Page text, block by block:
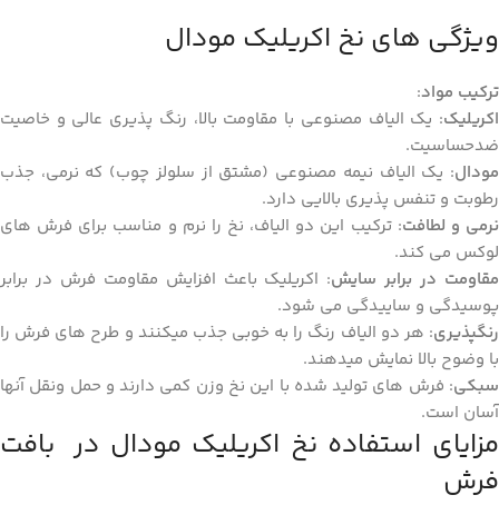
ویژگی های نخ اکریلیک مودال
ترکیب مواد:
اکریلیک: یک الیاف مصنوعی با مقاومت بالا، رنگ پذیری عالی و خاصیت
ضدحساسیت.
مودال: یک الیاف نیمه مصنوعی (مشتق از سلولز چوب) که نرمی، جذب
رطوبت و تنفس پذیری بالایی دارد.
نرمی و لطافت: ترکیب این دو الیاف، نخ را نرم و مناسب برای فرش های
لوکس می کند.
مقاومت در برابر سایش: اکریلیک باعث افزایش مقاومت فرش در برابر
پوسیدگی و ساییدگی می شود.
رنگپذیری: هر دو الیاف رنگ را به خوبی جذب میکنند و طرح های فرش را
با وضوح بالا نمایش میدهند.
سبکی: فرش های تولید شده با این نخ وزن کمی دارند و حمل ونقل آنها
آسان است.
مزایای استفاده نخ اکریلیک مودال در بافت
فرش